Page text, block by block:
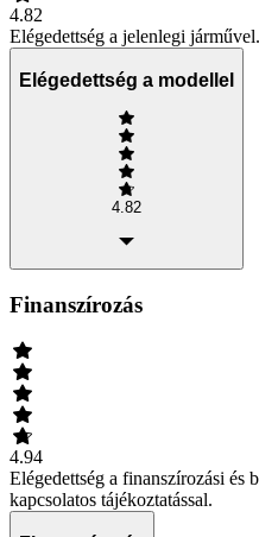
4.82
Elégedettség a jelenlegi járművel.
Elégedettség a modellel
4.82
Finanszírozás
4.94
Elégedettség a finanszírozási és
kapcsolatos tájékoztatással.